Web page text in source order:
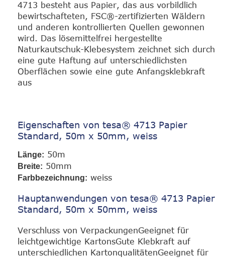
4713 besteht aus Papier, das aus vorbildlich
bewirtschafteten, FSC®-zertifizierten Wäldern
und anderen kontrollierten Quellen gewonnen
wird. Das lösemittelfrei hergestellte
Naturkautschuk-Klebesystem zeichnet sich durch
eine gute Haftung auf unterschiedlichsten
Oberflächen sowie eine gute Anfangsklebkraft
aus
Eigenschaften von tesa® 4713 Papier
Standard, 50m x 50mm, weiss
Länge: 50m
Breite: 50mm
Farbbezeichnung: weiss
Hauptanwendungen von tesa® 4713 Papier
Standard, 50m x 50mm, weiss
Verschluss von VerpackungenGeeignet für
leichtgewichtige KartonsGute Klebkraft auf
unterschiedlichen KartonqualitätenGeeignet für